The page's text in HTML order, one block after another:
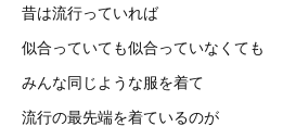
昔は流行っていれば
似合っていても似合っていなくても
みんな同じような服を着て
流行の最先端を着ているのが